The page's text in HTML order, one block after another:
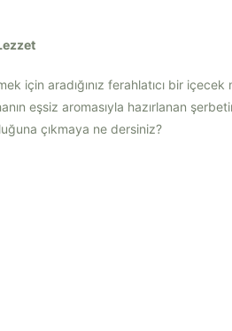
için aradığınız ferahlatıcı bir
eşsiz aromasıyla hazırlanan
çıkmaya ne dersiniz?